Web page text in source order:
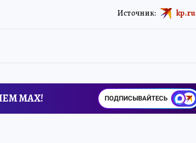
Источник: kp.ru
MAX! ПОДПИСЫВАЙТЕСЬ